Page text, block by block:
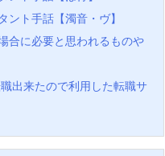
ント手話【濁音・ヴ】
合に必要と思われるものや
出来たので利用した転職サ